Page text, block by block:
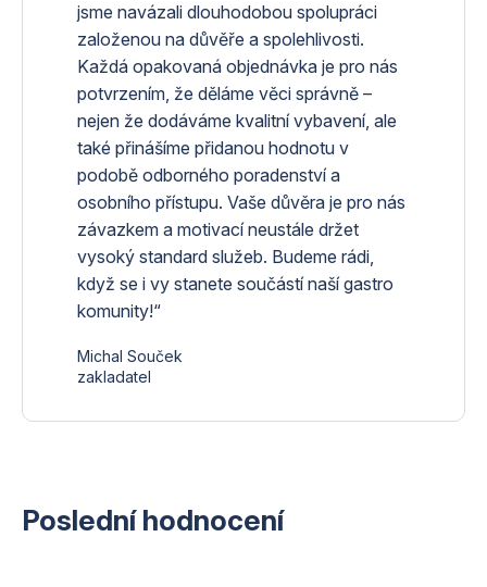
jsme navázali dlouhodobou spolupráci
založenou na důvěře a spolehlivosti.
Každá opakovaná objednávka je pro nás
potvrzením, že děláme věci správně –
nejen že dodáváme kvalitní vybavení, ale
také přinášíme přidanou hodnotu v
podobě odborného poradenství a
osobního přístupu. Vaše důvěra je pro nás
závazkem a motivací neustále držet
vysoký standard služeb. Budeme rádi,
když se i vy stanete součástí naší gastro
komunity!“
Michal Souček
zakladatel
Poslední hodnocení